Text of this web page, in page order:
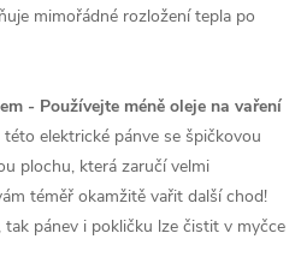
mimořádné rozložení tepla po
- Používejte méně oleje na vaření
elektrické pánve se špičkovou
plochu, která zaručí velmi
téměř okamžitě vařit další chod!
pánev i pokličku lze čistit v myčce